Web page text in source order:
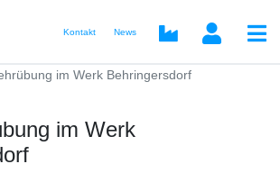
Kontakt News
im Werk Behringersdorf
im Werk